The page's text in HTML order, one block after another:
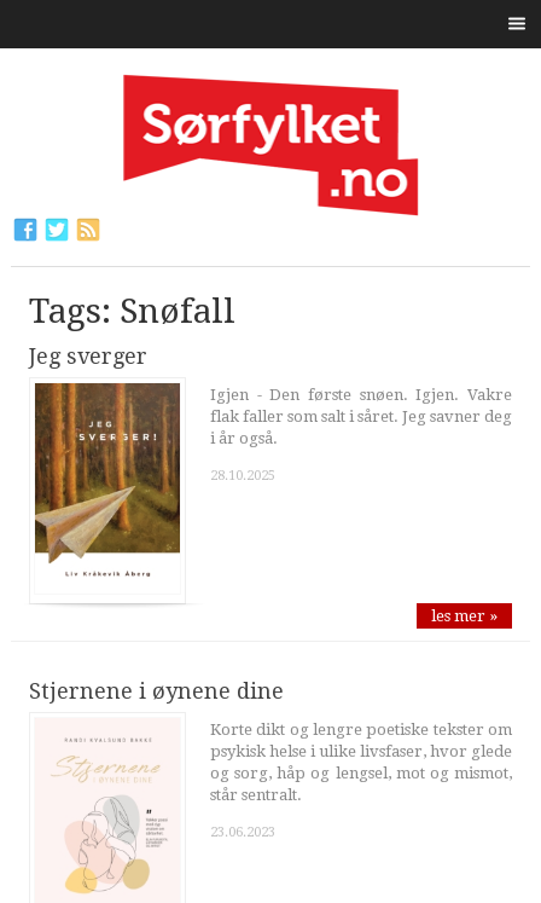
Tags: Snøfall
Jeg sverger
Igjen - Den første snøen. Igjen. Vakre
flak faller som salt i såret. Jeg savner deg
i år også.
28.10.2025
les mer »
Stjernene i øynene dine
Korte dikt og lengre poetiske tekster om
psykisk helse i ulike livsfaser, hvor glede
og sorg, håp og lengsel, mot og mismot,
står sentralt.
23.06.2023